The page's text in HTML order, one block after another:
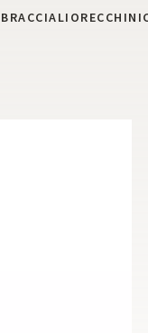
BRACCIALI ORECCHINI